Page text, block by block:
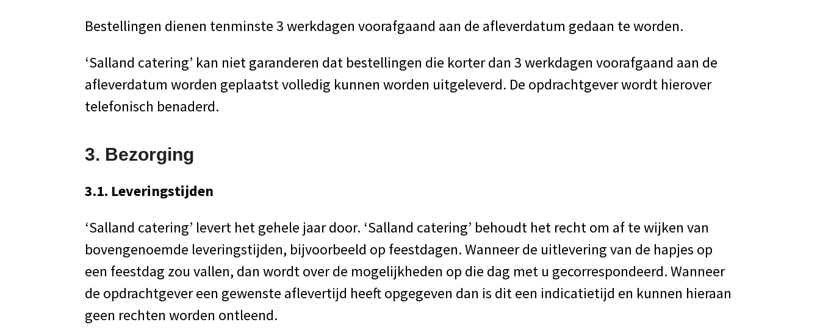
Bestellingen dienen tenminste 3 werkdagen voorafgaand aan de afleverdatum gedaan te worden.
‘Salland catering’ kan niet garanderen dat bestellingen die korter dan 3 werkdagen voorafgaand aan de
afleverdatum worden geplaatst volledig kunnen worden uitgeleverd. De opdrachtgever wordt hierover
telefonisch benaderd.
3. Bezorging
3.1. Leveringstijden
‘Salland catering’ levert het gehele jaar door. ‘Salland catering’ behoudt het recht om af te wijken van
bovengenoemde leveringstijden, bijvoorbeeld op feestdagen. Wanneer de uitlevering van de hapjes op
een feestdag zou vallen, dan wordt over de mogelijkheden op die dag met u gecorrespondeerd. Wanneer
de opdrachtgever een gewenste aflevertijd heeft opgegeven dan is dit een indicatietijd en kunnen hieraan
geen rechten worden ontleend.